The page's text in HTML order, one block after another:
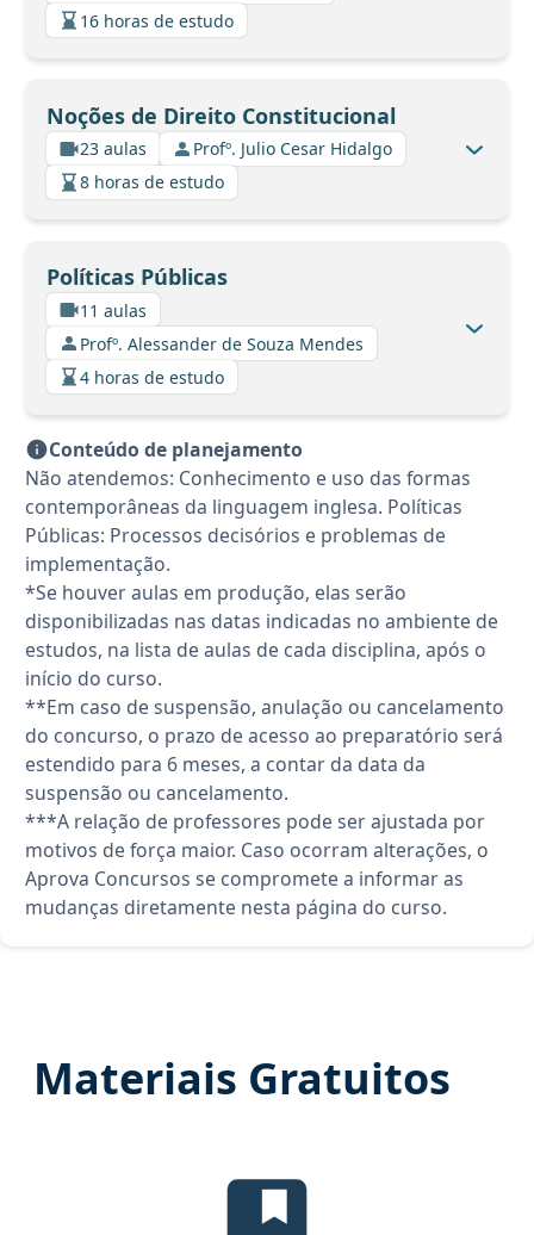
16 horas de estudo
Noções de Direito Constitucional
23 aulas
Profº. Julio Cesar Hidalgo
8 horas de estudo
Políticas Públicas
11 aulas
Profº. Alessander de Souza Mendes
4 horas de estudo
Conteúdo de planejamento
Não atendemos: Conhecimento e uso das formas
contemporâneas da linguagem inglesa. Políticas
Públicas: Processos decisórios e problemas de
implementação.
*Se houver aulas em produção, elas serão
disponibilizadas nas datas indicadas no ambiente de
estudos, na lista de aulas de cada disciplina, após o
início do curso.
**Em caso de suspensão, anulação ou cancelamento
do concurso, o prazo de acesso ao preparatório será
estendido para 6 meses, a contar da data da
suspensão ou cancelamento.
***A relação de professores pode ser ajustada por
motivos de força maior. Caso ocorram alterações, o
Aprova Concursos se compromete a informar as
mudanças diretamente nesta página do curso.
Materiais Gratuitos
Edital Verticalizado, material